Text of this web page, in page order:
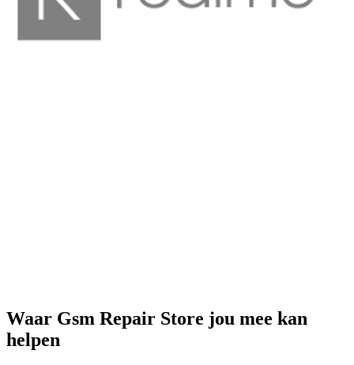
Waar Gsm Repair Store jou mee kan
helpen